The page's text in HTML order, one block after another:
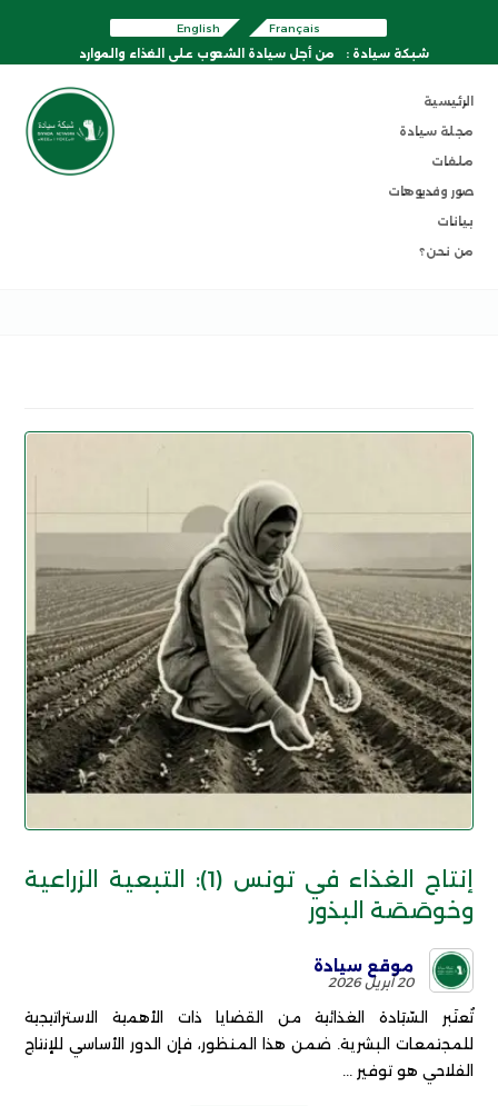
Français
English
شبكة سيادة :
من أجل سيادة الشعوب على الغذاء والموارد
الرئيسية
مجلة سيادة
ملفات
صور وفديوهات
بيانات
من نحن؟
إنتاج الغذاء في تونس (1): التبعية الزراعية
وخوصَصَة البذور
موقع سيادة
20 أبريل 2026
تُعتَبر السّيَادة الغذائية من القضايا ذات الأهمية الاستراتيجية
للمجتمعات البشرية. ضمن هذا المنظور، فإن الدور الأساسي للإنتاج
الفلاحي هو توفير ...